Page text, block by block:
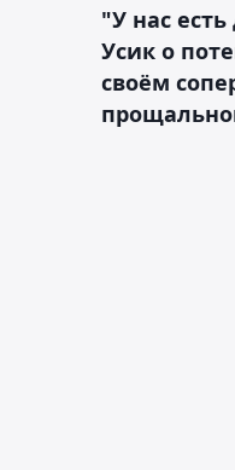
"У нас
Усик о
своём